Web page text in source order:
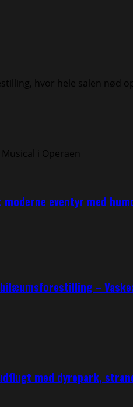
hvor hele salen nød
moderne eventyr med
–
med dyrepark,